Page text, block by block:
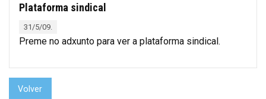
Plataforma sindical
31/5/09.
Preme no adxunto para ver a plataforma sindical.
Volver